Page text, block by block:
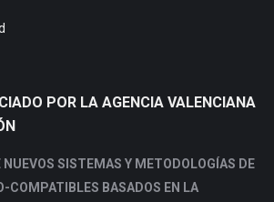
POR LA AGENCIA VALENCIANA
NUEVOS SISTEMAS Y METODOLOGÍAS DE
COMPATIBLES BASADOS EN LA